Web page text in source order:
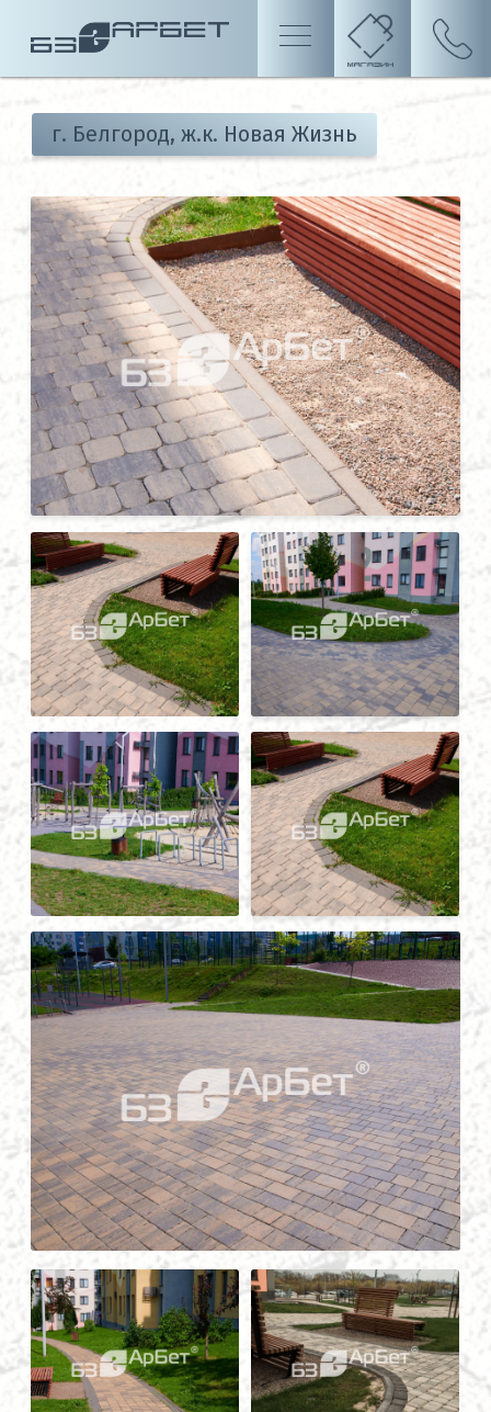
г. Белгород, ж.к. Новая Жизнь